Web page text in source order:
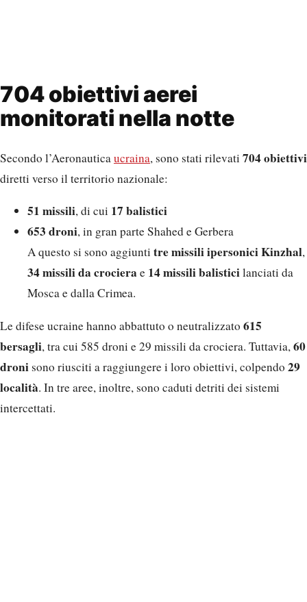
704 obiettivi aerei
monitorati nella notte
Secondo l’Aeronauticaucraina, sono stati rilevati 704 obiettivi
diretti verso il territorio nazionale:
51 missili, di cui 17 balistici
653 droni, in gran parte Shahed e Gerbera
A questo si sono aggiunti tre missili ipersonici Kinzhal,
34 missili da crociera e 14 missili balisticilanciati da
Mosca e dalla Crimea.
Le difese ucraine hanno abbattuto o neutralizzato 615
bersagli, tra cui 585 droni e 29 missili da crociera. Tuttavia,60
dronisono riusciti a raggiungere i loro obiettivi, colpendo 29
località. In tre aree, inoltre, sono caduti detriti dei sistemi
intercettati.